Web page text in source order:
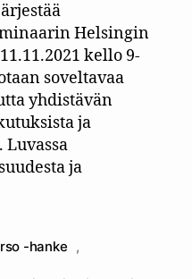
Helsingin
kello 9-
soveltavaa
yhdistävän
ja
ja
-hanke ,